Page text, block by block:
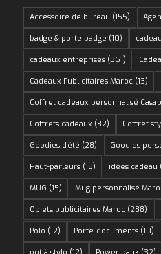
Accessoire de bureau (155)
badge & porte badge (10)
cadeaux entreprises(361)
Cadeaux Publicitaires Maroc(13)
Coffret cadeaux personnalisé
Coffrets cadeaux (82) Coffret
Goodies d'été (28) Goodies
Haut-parleurs(18) idées cadeau
MUG (15) Mug personnalisé
Objets publicitaires Maroc(288)
Polo (12) Porte-documents(10)